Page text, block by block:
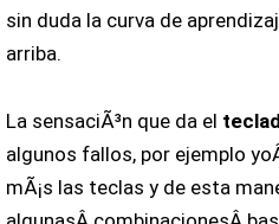
sin duda la curva de
arriba.
La sensaciÃ³n que da el
algunos fallos, por ejemplo
mÃ¡s las teclas y de esta